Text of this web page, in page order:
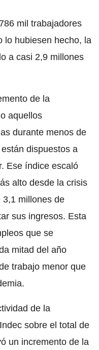
mil trabajadores
lo hubiesen hecho, la
a casi 2,9 millones
de la
aquellos
durante menos de
dispuestos a
Ese índice escaló
alto desde la crisis
millones de
sus ingresos. Esta
que se
mitad del año
trabajo menor que
de la
sobre el total de
un incremento de la